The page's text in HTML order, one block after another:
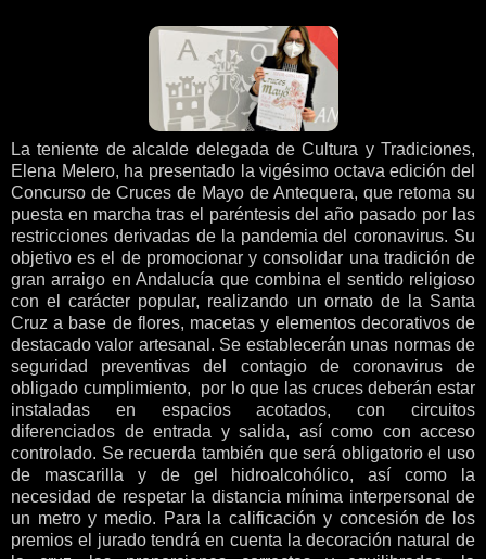
La teniente de alcalde delegada de Cultura y Tradiciones,
Elena Melero, ha presentado la vigésimo octava edición del
Concurso de Cruces de Mayo de Antequera, que retoma su
puesta en marcha tras el paréntesis del año pasado por las
restricciones derivadas de la pandemia del coronavirus. Su
objetivo es el de promocionar y consolidar una tradición de
gran arraigo en Andalucía que combina el sentido religioso
con el carácter popular, realizando un ornato de la Santa
Cruz a base de flores, macetas y elementos decorativos de
destacado valor artesanal. Se establecerán unas normas de
seguridad preventivas del contagio de coronavirus de
obligado cumplimiento, por lo que las cruces deberán estar
instaladas en espacios acotados, con circuitos
diferenciados de entrada y salida, así como con acceso
controlado. Se recuerda también que será obligatorio el uso
de mascarilla y de gel hidroalcohólico, así como la
necesidad de respetar la distancia mínima interpersonal de
un metro y medio. Para la calificación y concesión de los
premios el jurado tendrá en cuenta la decoración natural de